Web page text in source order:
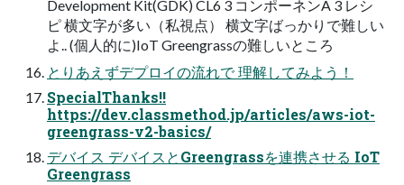
Development Kit(GDK) CL6 3 コンポーネンÄ 3 レシ
ピ 横文字が多い（私視点） 横文字ばっかりで難しい
よ.. (個人的に)IoT Greengrassの難しいところ
とりあえずデプロイの流れで 理解してみよう！
SpecialThanks!!
https://dev.classmethod.jp/articles/aws-iot-
greengrass-v2-basics/
デバイス デバイスとGreengrassを連携させる IoT
Greengrass